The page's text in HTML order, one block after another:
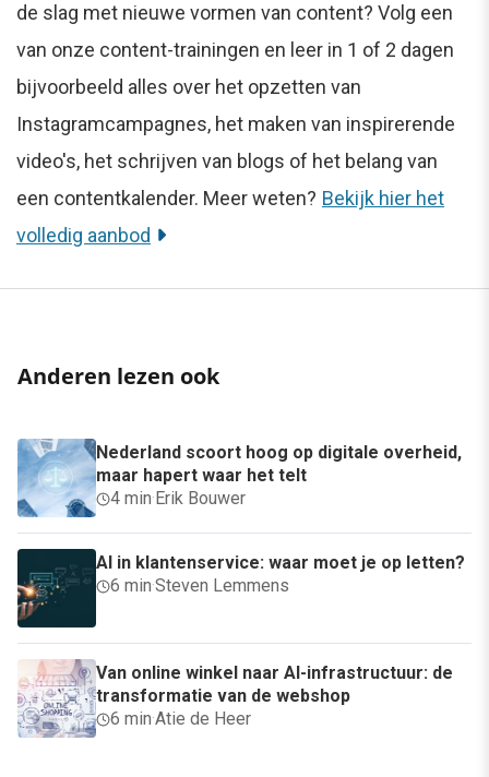
de slag met nieuwe vormen van content? Volg een
van onze content-trainingen en leer in 1 of 2 dagen
bijvoorbeeld alles over het opzetten van
Instagramcampagnes, het maken van inspirerende
video's, het schrijven van blogs of het belang van
een contentkalender. Meer weten? Bekijk hier het
volledig aanbod
Anderen lezen ook
Nederland scoort hoog op digitale overheid,
maar hapert waar het telt
4 min·Erik Bouwer
AI in klantenservice: waar moet je op letten?
6 min·Steven Lemmens
Van online winkel naar AI-infrastructuur: de
transformatie van de webshop
6 min·Atie de Heer